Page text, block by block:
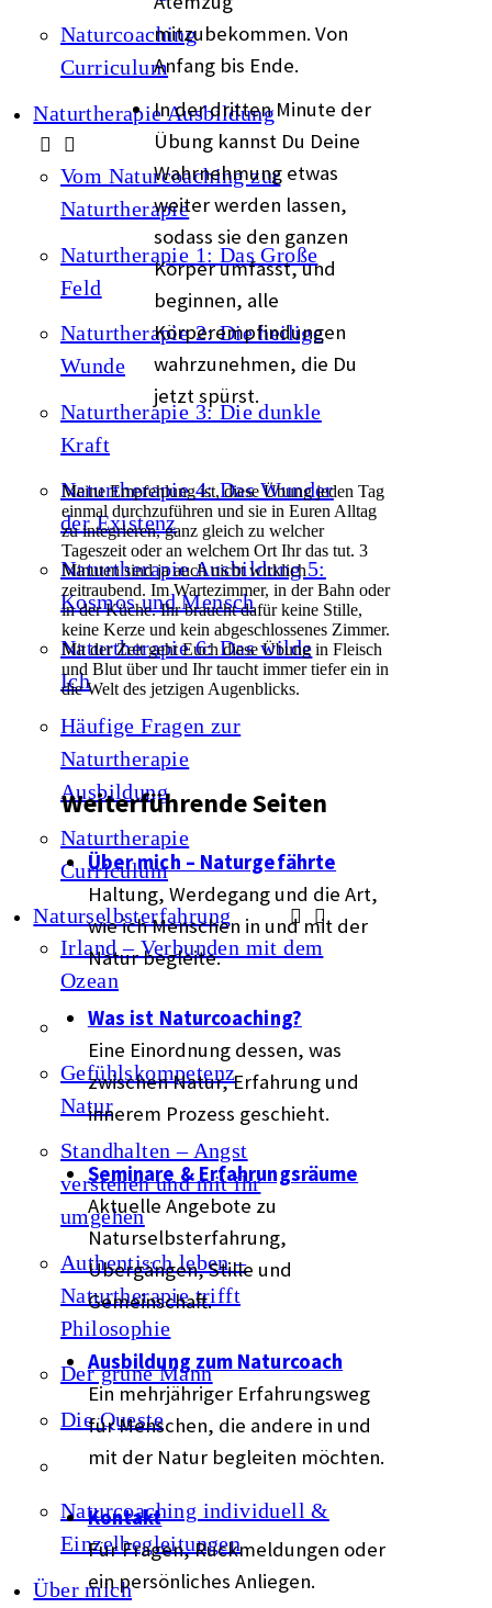
Naturcoaching
Curriculum
Naturtherapie Ausbildung
Vom Naturcoaching zur
Naturtherapie
Naturtherapie 1: Das Große
Feld
Naturtherapie 2: Die heilige
Wunde
Naturtherapie 3: Die dunkle
Kraft
Naturtherapie 4: Das Wunder
der Existenz
Naturtherapie Ausbildung 5:
Kosmos und Mensch
Naturtherapie 6: Das wilde
Ich
Häufige Fragen zur
Naturtherapie
Ausbildung
Naturtherapie
Curriculum
Naturselbsterfahrung
Irland – Verbunden mit dem
Ozean
Gefühlskompetenz
Natur
Standhalten – Angst
verstehen und mit ihr
umgehen
Authentisch leben –
Naturtherapie trifft
Philosophie
Der grüne Mann
Die Queste
Naturcoaching individuell &
Einzelbegleitungen
Über mich
mitzubekommen. Von
Anfang bis Ende.
In der dritten Minute der
Übung kannst Du Deine
Wahrnehmung etwas
weiter werden lassen,
sodass sie den ganzen
Körper umfasst, und
beginnen, alle
Körperempfindungen
wahrzunehmen, die Du
jetzt spürst.
Meine Empfehlung ist, diese Übung jeden Tag
einmal durchzuführen und sie in Euren Alltag
zu integrieren, ganz gleich zu welcher
Tageszeit oder an welchem Ort Ihr das tut. 3
Minuten sind ja auch nicht wirklich
zeitraubend. Im Wartezimmer, in der Bahn oder
in der Küche. Ihr braucht dafür keine Stille,
keine Kerze und kein abgeschlossenes Zimmer.
Mit der Zeit geht Euch diese Übung in Fleisch
und Blut über und Ihr taucht immer tiefer ein in
die Welt des jetzigen Augenblicks.
Weiterführende Seiten
Über mich – Naturgefährte
Haltung, Werdegang und die Art,
wie ich Menschen in und mit der
Natur begleite.
Was ist Naturcoaching?
Eine Einordnung dessen, was
zwischen Natur, Erfahrung und
innerem Prozess geschieht.
Seminare & Erfahrungsräume
Aktuelle Angebote zu
Naturselbsterfahrung,
Übergängen, Stille und
Gemeinschaft.
Ausbildung zum Naturcoach
Ein mehrjähriger Erfahrungsweg
für Menschen, die andere in und
mit der Natur begleiten möchten.
Kontakt
Für Fragen, Rückmeldungen oder
ein persönliches Anliegen.